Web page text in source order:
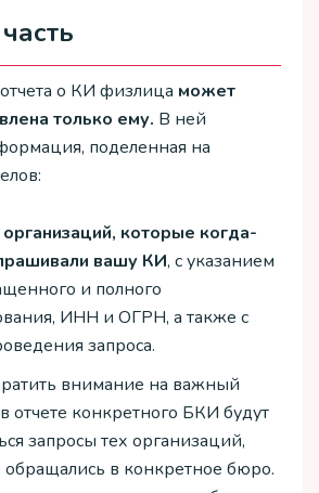
о КИ физлица может
только ему. В ней
поделенная на
которые когда-
вашу КИ, с указанием
и полного
ИНН и ОГРН, а также с
запроса.
внимание на важный
отчете конкретного БКИ будут
запросы тех организаций,
обращались в конкретное бюро.